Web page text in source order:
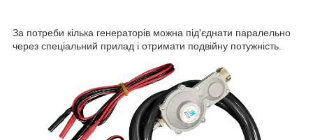
За потреби кілька генераторів можна під'єднати паралельно
через спеціальний прилад і отримати подвійну потужність.